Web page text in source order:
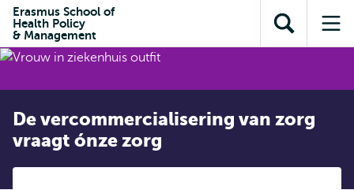
inhoud
Direct naar
subnavigatie
Erasmus School of
Health Policy
& Management
Toon
zoekveld
De vercommercialisering van zorg
vraagt ónze zorg